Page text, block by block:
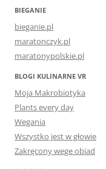
BIEGANIE
bieganie.pl
maratonczyk.pl
maratonypolskie.pl
BLOGI KULINARNE VR
Moja Makrobiotyka
Plants every day
Wegania
Wszystko jest w głowie
Zakręcony wege obiad